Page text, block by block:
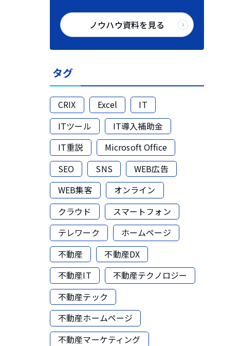
ノウハウ資料を見る
タグ
CRIX Excel
IT
ITツール
IT導入補助金
IT重説
Microsoft Office
SEO
SNS
WEB広告
WEB集客
オンライン
クラウド
スマートフォン
テレワーク
ホームページ
不動産
不動産DX
不動産IT
不動産テクノロジー
不動産テック
不動産ホームページ
不動産マーケティング